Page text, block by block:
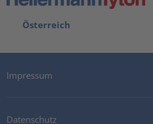
Österreich
Impressum
Datenschutz